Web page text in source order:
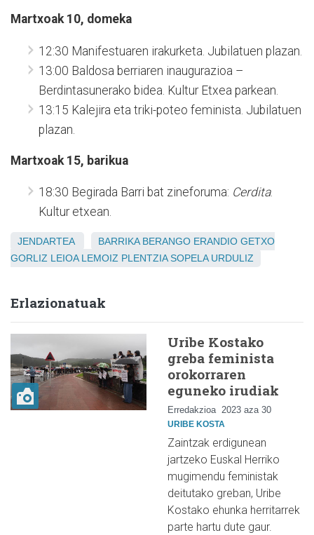
Martxoak 10, domeka
12:30 Manifestuaren irakurketa. Jubilatuen plazan.
13:00 Baldosa berriaren inaugurazioa –
Berdintasunerako bidea. Kultur Etxea parkean.
13:15 Kalejira eta triki-poteo feminista. Jubilatuen
plazan.
Martxoak 15, barikua
18:30 Begirada Barri bat zineforuma: Cerdita.
Kultur etxean.
JENDARTEA BARRIKA BERANGO ERANDIO GETXO
GORLIZ LEIOA LEMOIZ PLENTZIA SOPELA URDULIZ
Erlazionatuak
Uribe Kostako
greba feminista
orokorraren
eguneko irudiak
Erredakzioa 2023 aza 30
URIBE KOSTA
Zaintzak erdigunean
jartzeko Euskal Herriko
mugimendu feministak
deitutako greban, Uribe
Kostako ehunka herritarrek
parte hartu dute gaur.